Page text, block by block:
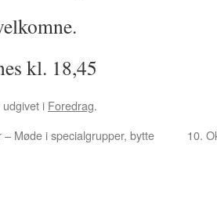
kl. 18,45
i Foredrag.
Møde i specialgrupper, bytte
10.